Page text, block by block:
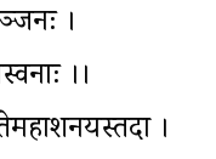
।
।।
।